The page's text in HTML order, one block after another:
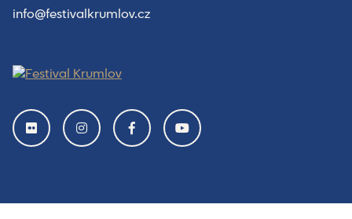
info@festivalkrumlov.cz